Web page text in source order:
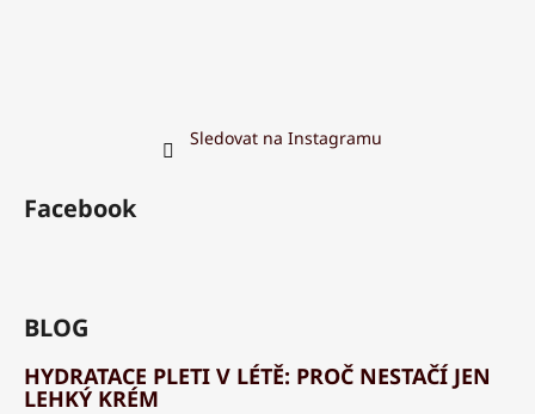
Sledovat na Instagramu
Facebook
BLOG
HYDRATACE PLETI V LÉTĚ: PROČ NESTAČÍ JEN
LEHKÝ KRÉM